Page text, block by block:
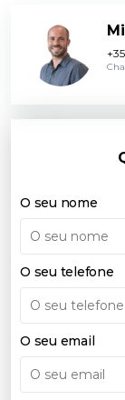
O seu nome
O seu telefone
O seu email